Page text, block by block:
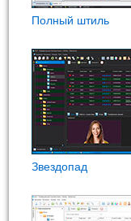
Полный штиль
Звездопад